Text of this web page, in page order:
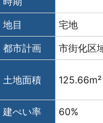
地目 宅地
都市計画
市街化区
土地面積 125.66m²
建ぺい率
60%